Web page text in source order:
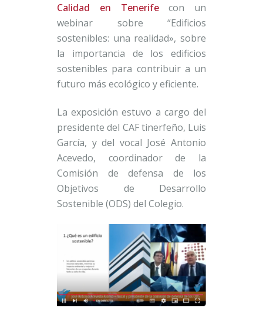
Calidad en Tenerifecon un
webinar sobre “Edificios
sostenibles: una realidad», sobre
la importancia de los edificios
sostenibles para contribuir a un
futuro más ecológico y eficiente.
La exposición estuvo a cargo del
presidente del CAF tinerfeño, Luis
García, y del vocal José Antonio
Acevedo, coordinador de la
Comisión de defensa de los
Objetivos de Desarrollo
Sostenible (ODS) del Colegio.